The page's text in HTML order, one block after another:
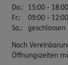
Do.:
15:00 - 18:00
Fr.:
09:00 - 12:00
Sa.: geschlossen
Nach
Öffnungszeiten